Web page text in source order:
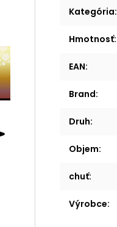
Kategória:
Hmotnosť:
EAN:
Brand:
Druh:
Objem:
chuť:
Výrobce: